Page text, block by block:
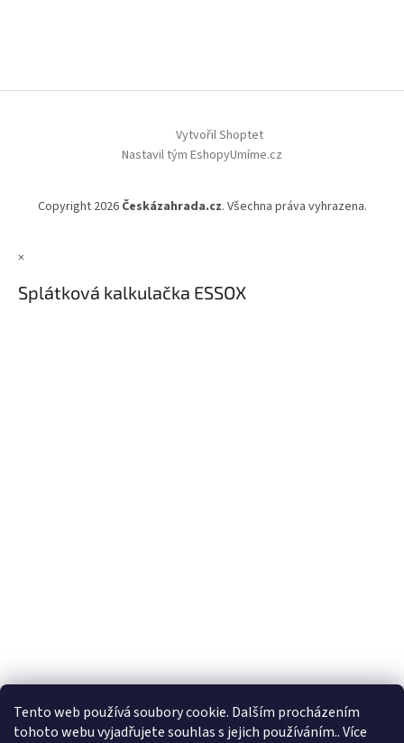
Tento web používá soubory cookie. Dalším procházením
tohoto webu vyjadřujete souhlas s jejich používáním.. Více
Vytvořil Shoptet
Nastavil tým EshopyUmíme.cz
Copyright 2026 Českázahrada.cz. Všechna práva vyhrazena.
×
Splátková kalkulačka ESSOX